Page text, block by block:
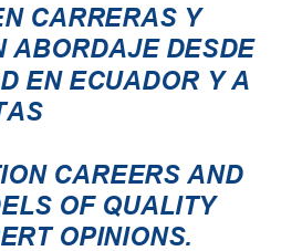
CARRERAS Y
ABORDAJE DESDE
EN ECUADOR Y A
CAREERS AND
OF QUALITY
OPINIONS.